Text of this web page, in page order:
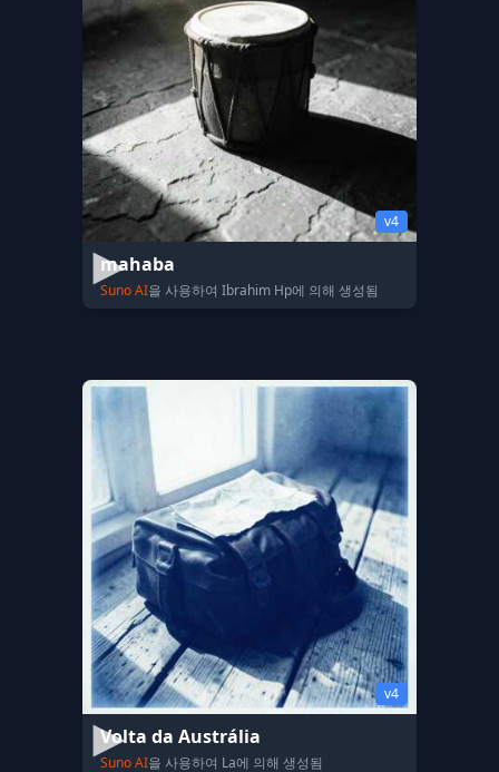
v4
mahaba
Suno AI을 사용하여 Ibrahim Hp에 의해 생성됨
v4
Volta da Austrália
Suno AI을 사용하여 La에 의해 생성됨